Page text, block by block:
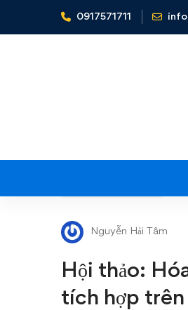
0917571711
Home Tin tức - Sự kiện
Hội
thảo:
Hóa
đơn
Nguyễn Hải Tâm
Hội thảo:
tích hợp